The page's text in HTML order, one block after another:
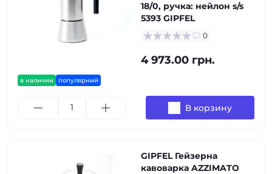
в наличии популярний
18/0, ручка: нейлон s/s
5393 GIPFEL
0
4 973.00 грн.
В корзину
GIPFEL Гейзерна
кавоварка AZZIMATO